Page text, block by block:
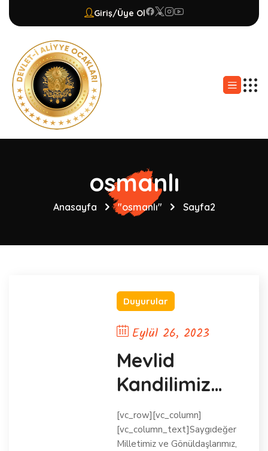
Giriş/Üye Ol
osmanlı
Anasayfa "osmanlı" Sayfa2
Duyurular
Eylül 26, 2023
Mevlid
Kandilimiz
Mübarek
Olsun
[vc_row][vc_column]
[vc_column_text]Saygıdeğer
Milletimiz ve Gönüldaşlarımız,